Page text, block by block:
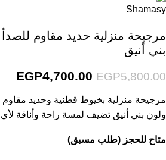
مرجيحة منزلية حديد مقاوم
بني أنيق
EGP5,800.00
EGP4,700.00
مرجيحة منزلية بخيوط قطنية وحديد
ولون بني أنيق تضيف لمسة راحة وأناقة
متاح للحجز (طلب مسبق)